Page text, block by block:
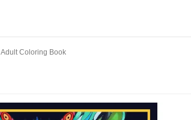
Coloring Book